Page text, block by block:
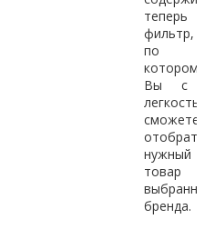
теперь
фильтр,
по
которому
Вы с
легкостью
сможете
отобрать
нужный
товар
бренда.